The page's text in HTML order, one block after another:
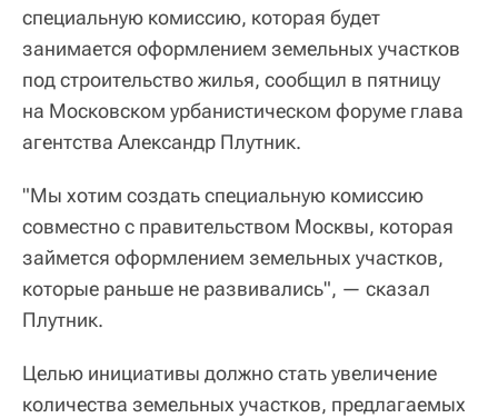
специальную комиссию, которая будет
занимается оформлением земельных участков
под строительство жилья, сообщил в пятницу
на Московском урбанистическом форуме глава
агентства Александр Плутник.
"Мы хотим создать специальную комиссию
совместно с правительством Москвы, которая
займется оформлением земельных участков,
которые раньше не развивались", — сказал
Плутник.
Целью инициативы должно стать увеличение
количества земельных участков, предлагаемых